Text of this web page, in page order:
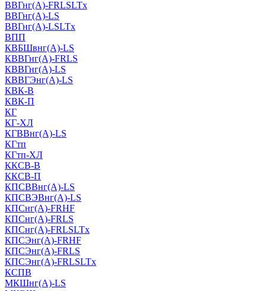
ВВГнг(А)-FRLSLTx
ВВГнг(А)-LS
ВВГнг(А)-LSLTx
ВПП
КВБШвнг(А)-LS
КВВГнг(А)-FRLS
КВВГнг(А)-LS
КВВГЭнг(А)-LS
КВК-В
КВК-П
КГ
КГ-ХЛ
КГВВнг(А)-LS
КГтп
КГтп-ХЛ
ККСВ-В
ККСВ-П
КПСВВнг(А)-LS
КПСВЭВнг(А)-LS
КПСнг(А)-FRHF
КПСнг(А)-FRLS
КПСнг(А)-FRLSLTx
КПСЭнг(А)-FRHF
КПСЭнг(А)-FRLS
КПСЭнг(А)-FRLSLTx
КСПВ
МКШнг(А)-LS